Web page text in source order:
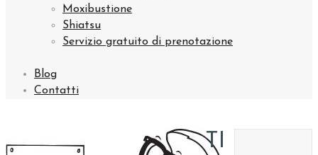
Moxibustione
Shiatsu
Servizio gratuito di prenotazione
Blog
Contatti
TI